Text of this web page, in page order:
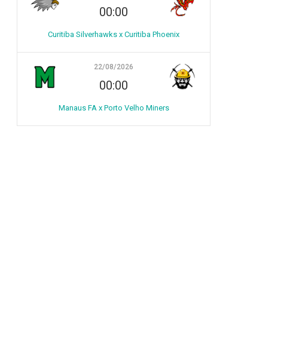
00:00
Curitiba Silverhawks x Curitiba Phoenix
22/08/2026
00:00
Manaus FA x Porto Velho Miners